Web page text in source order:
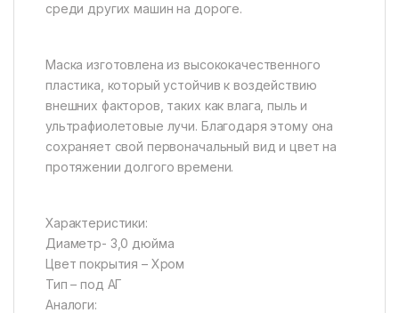
среди других машин на дороге.
Маска изготовлена из высококачественного
пластика, который устойчив к воздействию
внешних факторов, таких как влага, пыль и
ультрафиолетовые лучи. Благодаря этому она
сохраняет свой первоначальный вид и цвет на
протяжении долгого времени.
Характеристики:
Диаметр- 3,0 дюйма
Цвет покрытия – Хром
Тип – под АГ
Аналоги: